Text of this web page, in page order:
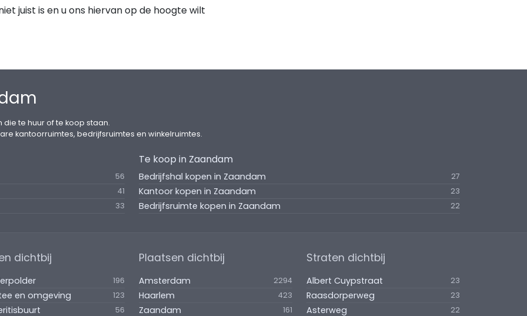
juist is en u ons hiervan op de hoogte wilt
te huur of te koop staan.
kantoorruimtes, bedrijfsruimtes en winkelruimtes.
56
41
33
Te koop in Zaandam
Bedrijfshal kopen in Zaandam 27
Kantoor kopen in Zaandam 23
Bedrijfsruimte kopen in Zaandam 22
dichtbij
196
en omgeving 123
56
Plaatsen dichtbij
Amsterdam 2294
Haarlem 423
Zaandam 161
Straten dichtbij
Albert Cuypstraat 23
Raasdorperweg 23
Asterweg 22